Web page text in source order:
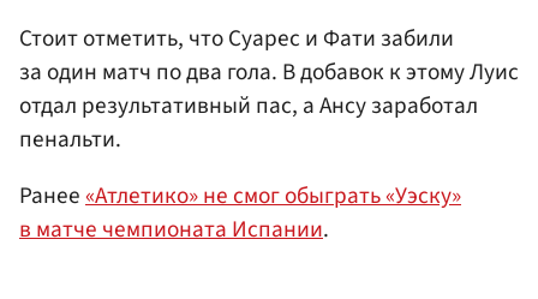
Стоит отметить, что Суарес и Фати забили
за один матч по два гола. В добавок к этому Луис
отдал результативный пас, а Ансу заработал
пенальти.
Ранее«Атлетико» не смог обыграть «Уэску»
в матче чемпионата Испании.